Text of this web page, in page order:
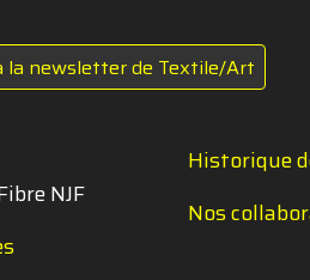
la newsletter de Textile/Art
NJF
Historique
Nos